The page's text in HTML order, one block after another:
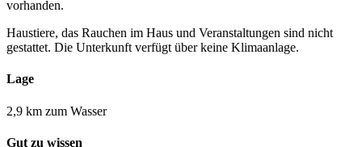
vorhanden.
Haustiere, das Rauchen im Haus und Veranstaltungen sind nicht
gestattet. Die Unterkunft verfügt über keine Klimaanlage.
Lage
2,9 km zum Wasser
Gut zu wissen